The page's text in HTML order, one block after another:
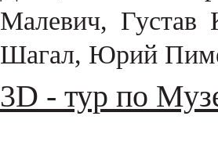
Малевич,
Шагал, Юрий
3D - тур по